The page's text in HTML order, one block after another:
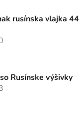
rusínska vlajka 44
Rusínske výšivky